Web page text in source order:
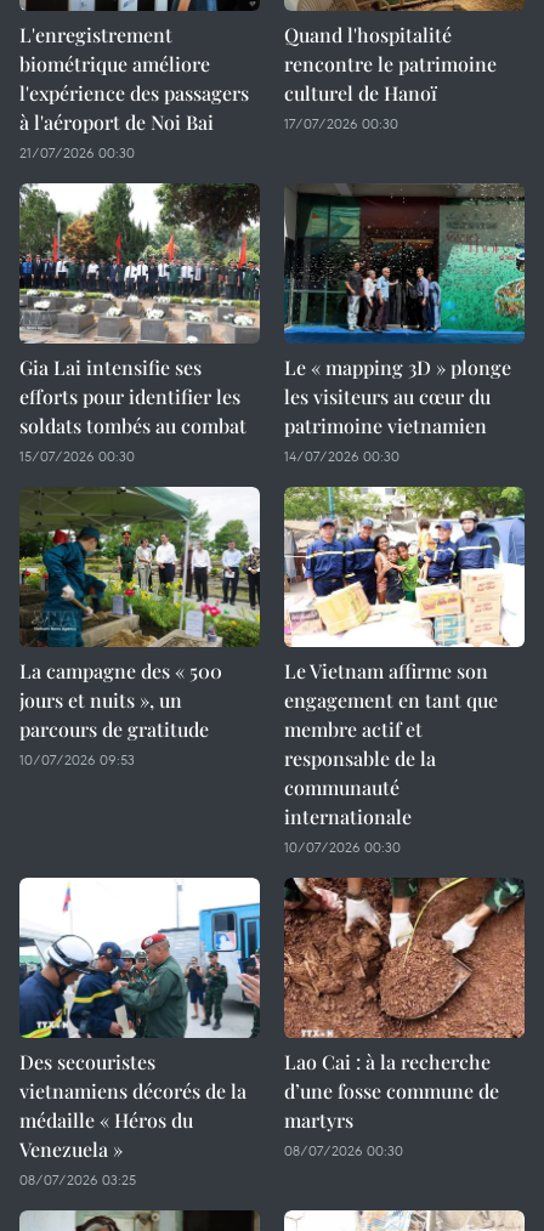
L'enregistrement
biométrique améliore
l'expérience des passagers
à l'aéroport de Noi Bai
21/07/2026 00:30
Quand l'hospitalité
rencontre le patrimoine
culturel de Hanoï
17/07/2026 00:30
Gia Lai intensifie ses
efforts pour identifier les
soldats tombés au combat
15/07/2026 00:30
Le « mapping 3D » plonge
les visiteurs au cœur du
patrimoine vietnamien
14/07/2026 00:30
La campagne des « 500
jours et nuits », un
parcours de gratitude
10/07/2026 09:53
Le Vietnam affirme son
engagement en tant que
membre actif et
responsable de la
communauté
internationale
10/07/2026 00:30
Des secouristes
vietnamiens décorés de la
médaille « Héros du
Venezuela »
08/07/2026 03:25
Lao Cai : à la recherche
d’une fosse commune de
martyrs
08/07/2026 00:30